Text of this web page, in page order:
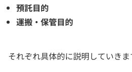
預託目的
運搬・保管目的
それぞれ具体的に説明していきま